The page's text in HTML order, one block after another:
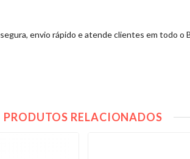
envio rápido e atende clientes em todo o
PRODUTOS RELACIONADOS